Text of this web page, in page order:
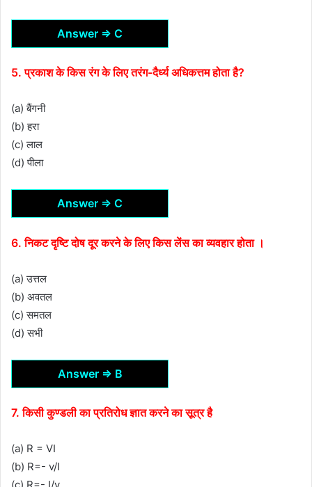
Answer ⇒ C
5. प्रकाश के किस रंग के लिए तरंग-दैर्ध्य अधिकत्तम होता है?
(a) बैंगनी
(b) हरा
(c) लाल
(d) पीला
Answer ⇒ C
6. निकट दृष्टि दोष दूर करने के लिए किस लेंस का व्यवहार होता ।
(a) उत्तल
(b) अवतल
(c) समतल
(d) सभी
Answer ⇒ B
7. किसी कुण्डली का प्रतिरोध ज्ञात करने का सूत्र है
(a) R = VI
(b) R=- v/I